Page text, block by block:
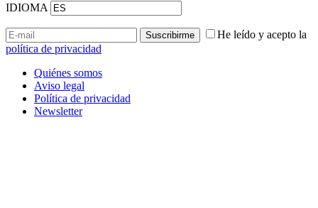
IDIOMA
He leído y acepto la
política de privacidad
Quiénes somos
Aviso legal
Política de privacidad
Newsletter